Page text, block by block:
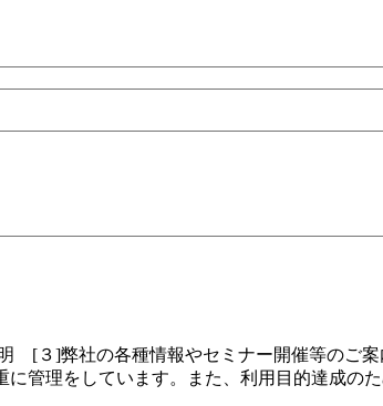
[３]弊社の各種情報やセミナー開催等のご案
に管理をしています。また、利用目的達成の